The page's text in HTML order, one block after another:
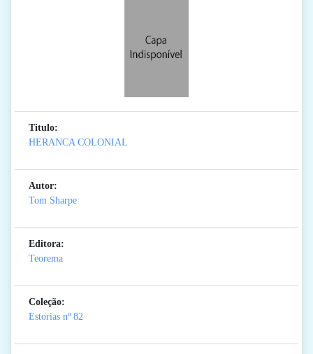
Titulo:
HERANCA COLONIAL
Autor:
Tom Sharpe
Editora:
Teorema
Coleção:
Estorias nº 82